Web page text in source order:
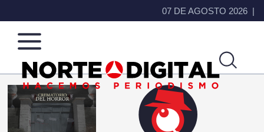
07 DE AGOSTO 2026
Norte
de
Más
que